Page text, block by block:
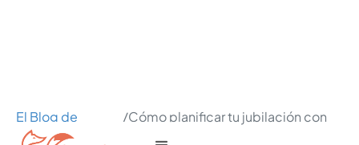
El Blog de
Finanfox
/Cómo planificar tu jubilación con